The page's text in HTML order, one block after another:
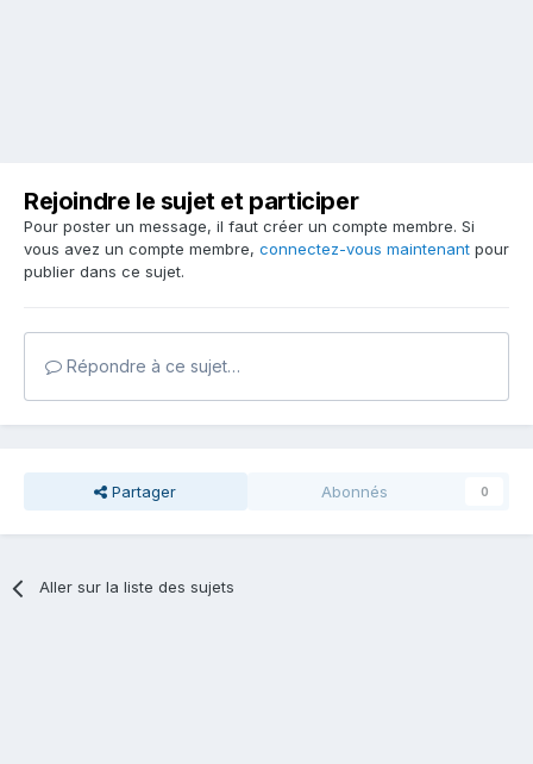
Rejoindre le sujet et participer
Pour poster un message, il faut créer un compte membre. Si
vous avez un compte membre, connectez-vous maintenant pour
publier dans ce sujet.
Répondre à ce sujet…
Partager Abonnés 0
Aller sur la liste des sujets